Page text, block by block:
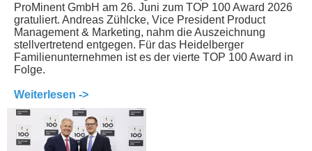
ProMinent GmbH am 26. Juni zum TOP 100 Award 2026
gratuliert. Andreas Zühlcke, Vice President Product
Management & Marketing, nahm die Auszeichnung
stellvertretend entgegen. Für das Heidelberger
Familienunternehmen ist es der vierte TOP 100 Award in
Folge.
Weiterlesen ->